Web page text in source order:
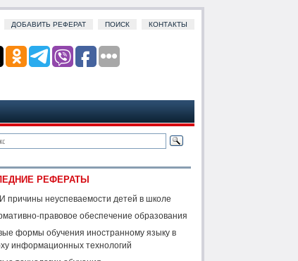
ДОБАВИТЬ РЕФЕРАТ ПОИСК КОНТАКТЫ
РЕФЕРАТЫ
причины неуспеваемости детей в школе
правовое обеспечение образования
формы обучения иностранному языку в
информационных технологий